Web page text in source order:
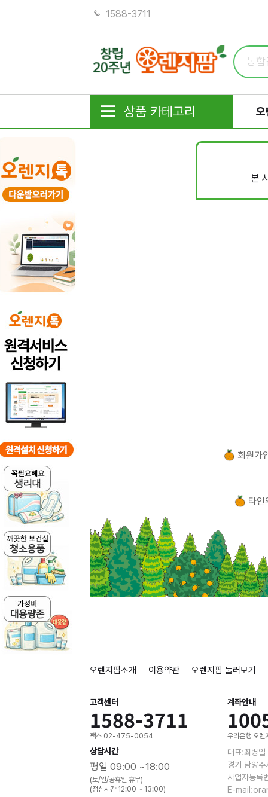
1588-3711
상품 카테고리 오
본
회원가
타인
오렌지팜소개 이용약관 오렌지팜 둘러보기
고객센터
1588-3711
팩스 02-475-0054
상담시간
평일 09:00 ~18:00
(토/일/공휴일 휴무)
(점심시간 12:00 ~ 13:00)
계좌안내
우리은행 오렌
대표:최병
경기 남양
사업자등
E-